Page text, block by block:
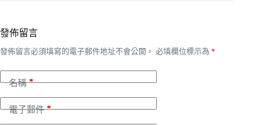
發佈留言
發佈留言必須填寫的電子郵件地址不會公開。 必填欄位標示為 *
名稱*
電子郵件*